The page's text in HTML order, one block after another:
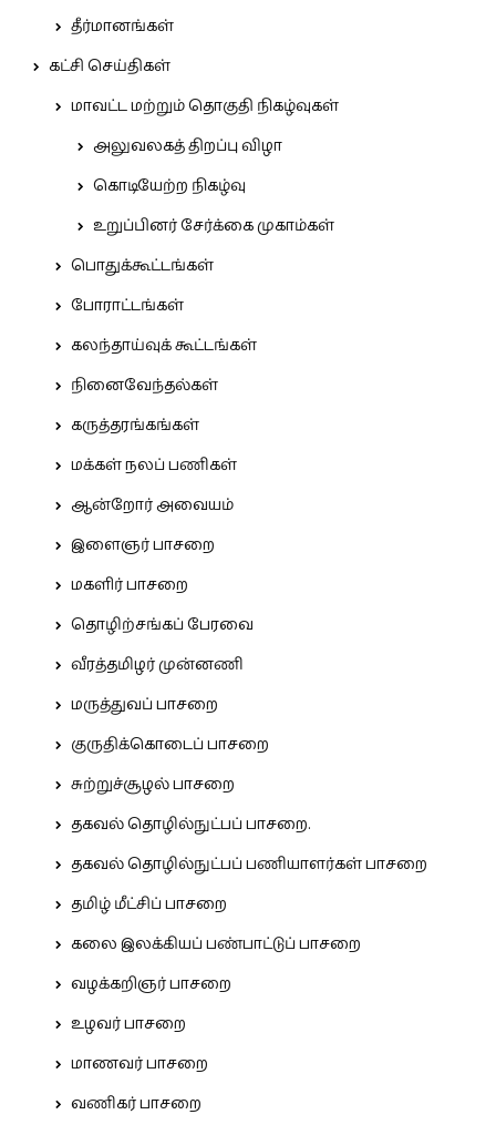
தீர்மானங்கள்
கட்சி செய்திகள்
மாவட்ட மற்றும் தொகுதி நிகழ்வுகள்
அலுவலகத் திறப்பு விழா
கொடியேற்ற நிகழ்வு
உறுப்பினர் சேர்க்கை முகாம்கள்
பொதுக்கூட்டங்கள்
போராட்டங்கள்
கலந்தாய்வுக் கூட்டங்கள்
நினைவேந்தல்கள்
கருத்தரங்கங்கள்
மக்கள் நலப் பணிகள்
ஆன்றோர் அவையம்
இளைஞர் பாசறை
மகளிர் பாசறை
தொழிற்சங்கப் பேரவை
வீரத்தமிழர் முன்னணி
மருத்துவப் பாசறை
குருதிக்கொடைப் பாசறை
சுற்றுச்சூழல் பாசறை
தகவல் தொழில்நுட்பப் பாசறை.
தகவல் தொழில்நுட்பப் பணியாளர்கள் பாசறை
தமிழ் மீட்சிப் பாசறை
கலை இலக்கியப் பண்பாட்டுப் பாசறை
வழக்கறிஞர் பாசறை
உழவர் பாசறை
மாணவர் பாசறை
வணிகர் பாசறை